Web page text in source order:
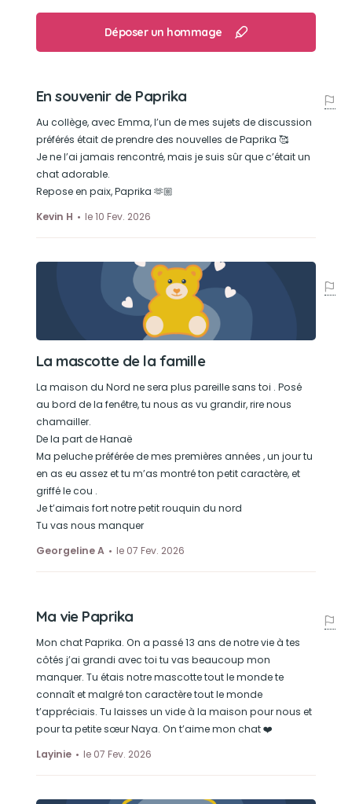
nous griffer et nous attaquer. Mais on l’aimait
quand même.
Paprika n’avait pas de jouets préféré, il pouvait
jouer avec tout.
Son loisir préféré
Paprika aimait bien manger,dormir et sortir
parfois. Il aimait gratter à la porte très tôt le
matin. Mais c’était sa manière d’attirer
Déposer un hommage
En souvenir de Paprika
Au collège, avec Emma, l’un de mes sujets de discussion
préférés était de prendre des nouvelles de Paprika 🥰
Je ne l’ai jamais rencontré, mais je suis sûr que c’était un
chat adorable.
Repose en paix, Paprika 🫶🏼
Kevin H
le 10 Fev. 2026
La mascotte de la famille
La maison du Nord ne sera plus pareille sans toi . Posé
au bord de la fenêtre, tu nous as vu grandir, rire nous
chamailler.
De la part de Hanaë
Ma peluche préférée de mes premières années , un jour tu
en as eu assez et tu m’as montré ton petit caractère, et
griffé le cou .
Je t’aimais fort notre petit rouquin du nord
Tu vas nous manquer
Georgeline A
le 07 Fev. 2026
Ma vie Paprika
Mon chat Paprika. On a passé 13 ans de notre vie à tes
côtés j’ai grandi avec toi tu vas beaucoup mon
manquer. Tu étais notre mascotte tout le monde te
connaît et malgré ton caractère tout le monde
t’appréciais. Tu laisses un vide à la maison pour nous et
pour ta petite sœur Naya. On t’aime mon chat ❤️
Layinie
le 07 Fev. 2026